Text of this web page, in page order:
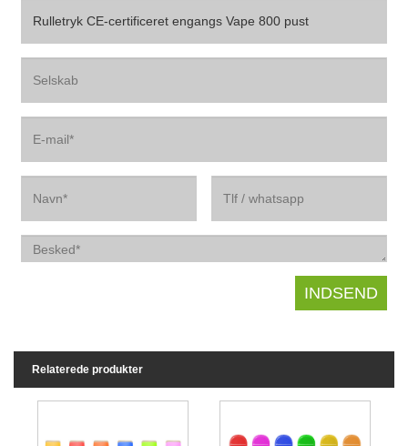
Relaterede produkter